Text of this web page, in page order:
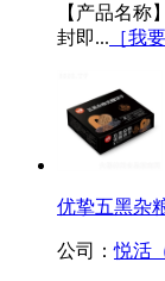
【产品名称
封即... ［我
优挚五黑杂
公司：悦活